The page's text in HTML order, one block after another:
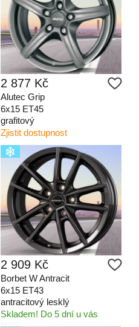
2 877 Kč
Alutec Grip
6x15 ET45
grafitový
Zjistit dostupnost
2 909 Kč
Borbet W Antracit
6x15 ET43
antracitový lesklý
Skladem! Do 5 dní u vás